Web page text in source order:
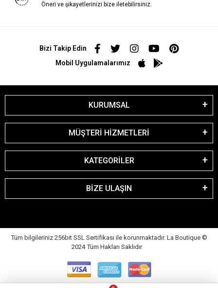
Öneri ve şikayetlerinizi bize iletebilirsiniz.
Bizi Takip Edin
Mobil Uygulamalarımız
KURUMSAL
MÜŞTERİ HİZMETLERİ
KATEGORİLER
BİZE ULAŞIN
Tüm bilgileriniz 256bit SSL Sertifikası ile korunmaktadır. La Boutique ©
2024 Tüm Hakları Saklıdır